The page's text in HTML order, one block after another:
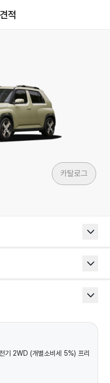
적
카탈로그
기 2WD (개별소비세 5%) 프리